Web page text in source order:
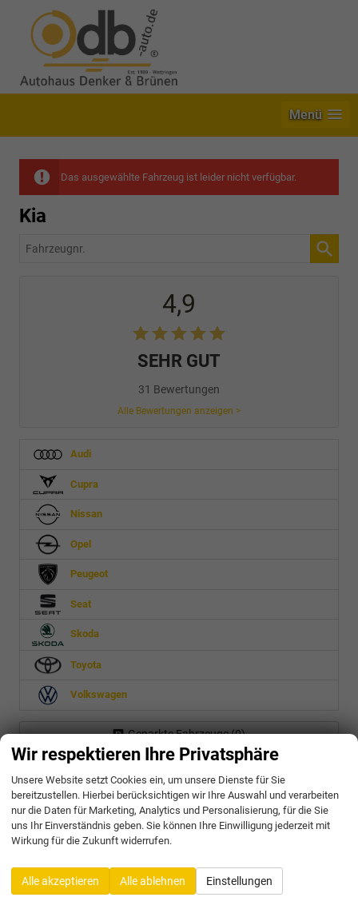
Menü
Das ausgewählte Fahrzeug ist leider nicht verfügbar.
Kia
Fahrzeugnr.
4,9
SEHR GUT
31 Bewertungen
Alle Bewertungen anzeigen >
Audi
Cupra
Nissan
Opel
Peugeot
Seat
Skoda
Toyota
Volkswagen
Geparkte Fahrzeuge (0)
175 Fahrzeuge
Wir respektieren Ihre Privatsphäre
Unsere Website setzt Cookies ein, um unsere Dienste für Sie
bereitzustellen. Hierbei berücksichtigen wir Ihre Auswahl und verarbeiten
nur die Daten für Marketing, Analytics und Personalisierung, für die Sie
uns Ihr Einverständnis geben. Sie können Ihre Einwilligung jederzeit mit
Wirkung für die Zukunft widerrufen.
Alle akzeptieren Alle ablehnen Einstellungen